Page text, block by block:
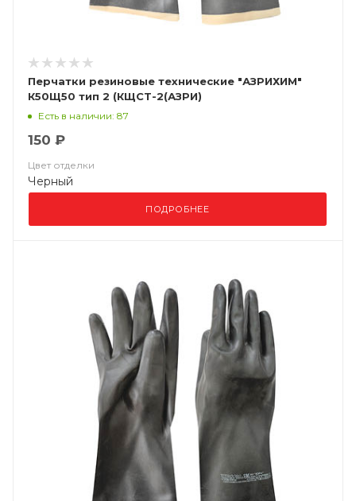
Перчатки резиновые технические "АЗРИХИМ"
К50Щ50 тип 2 (КЩСТ-2(АЗРИ)
Есть в наличии: 87
150 ₽
Цвет отделки
Черный
ПОДРОБНЕЕ